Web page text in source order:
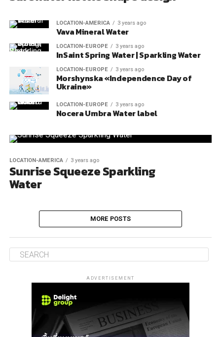
LOCATION-AMERICA 3 years ago
Vava Mineral Water
LOCATION-EUROPE 3 years ago
InSaint Spring Water | Sparkling Water
LOCATION-EUROPE 3 years ago
Morshynska «Independence Day of
Ukraine»
LOCATION-EUROPE 3 years ago
Nocera Umbra Water label
LOCATION-AMERICA 3 years ago
Sunrise Squeeze Sparkling
Water
MORE POSTS
ADVERTISEMENT